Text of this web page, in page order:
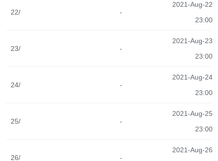
22/ -
2021-Aug-22
23:00
23/ -
2021-Aug-23
23:00
24/ -
2021-Aug-24
23:00
25/ -
2021-Aug-25
23:00
26/ -
2021-Aug-26